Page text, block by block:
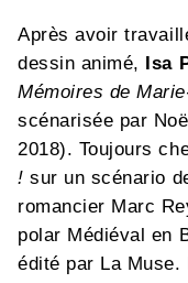
Après avoir
dessin animé, Isa
Mémoires de
scénarisée par
2018). Toujours
! sur un scénario
romancier Marc
polar Médiéval en
édité par La